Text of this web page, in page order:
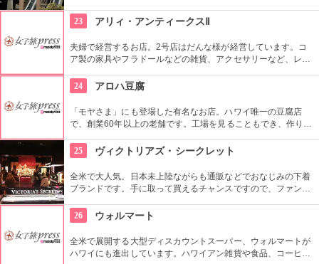
ンドもたくさんあるのも、見逃せませんね。
23 アリィ・アンティークスⅡ
夫婦で経営するお店。2号店はだんな様が経営しています。コ
ア製の家具やフラドールなどの雑貨、アクセサリーなど、レト
お、1号店は奥様が経営し、食器類などの女性好みのアイテム
が多数セレクトされています。
24 アロハ豆腐
「モヤさま」にも登場した有名なお店。ハワイ唯一の豆腐店
で、創業60年以上の老舗です。工場を見ることもでき、作りた
品で、パイナップル味やイチゴ味、チョコレート味などもあ
り、一度試してみたいですね。
25 ヴィクトリアズ・シークレット
全米で大人気。日本未上陸ながらも通販などでおなじみの下着
ブランドです。手に取って買えるチャンスですので、ファンの
チェックしてみたいですね。日本の下着のように、お手ごろ価
格で買えそうです。
26 ウォルマート
全米で展開する大型ディスカウントスーパー、ウォルマートが
ハワイにも進出しています。ハワイアン雑貨や食品、コーヒー